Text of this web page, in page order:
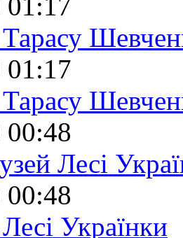
01:17
00:48
Лесі
00:48
Українки